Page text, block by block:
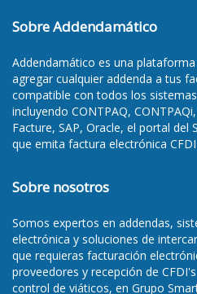
Sobre Addendamático
Addendamático es una
agregar cualquier addenda a tus
compatible con todos los
incluyendo CONTPAQ,
Facture, SAP, Oracle, el portal del
que emita factura electrónica
Sobre nosotros
Somos expertos en addendas,
electrónica y soluciones de
que requieras facturación
proveedores y recepción de
control de viáticos, en Grupo